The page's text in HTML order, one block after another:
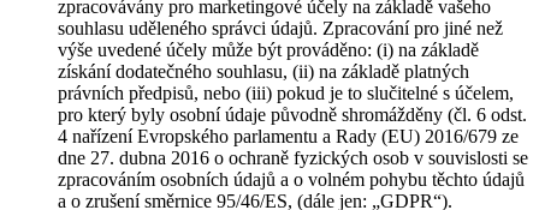
zpracovávány pro marketingové účely na základě vašeho
souhlasu uděleného správci údajů. Zpracování pro jiné než
výše uvedené účely může být prováděno: (i) na základě
získání dodatečného souhlasu, (ii) na základě platných
právních předpisů, nebo (iii) pokud je to slučitelné s účelem,
pro který byly osobní údaje původně shromážděny (čl. 6 odst.
4 nařízení Evropského parlamentu a Rady (EU) 2016/679 ze
dne 27. dubna 2016 o ochraně fyzických osob v souvislosti se
zpracováním osobních údajů a o volném pohybu těchto údajů
a o zrušení směrnice 95/46/ES, (dále jen: „GDPR“).